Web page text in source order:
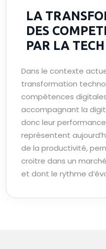
LA
DES
PAR LA TECH
Dans le contexte
transformation
compétences
accompagnant la
donc leur
représentent
de la productivité,
croitre dans un
et dont le rythme